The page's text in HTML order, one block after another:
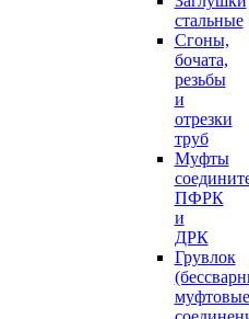
стальные
Сгоны,
бочата,
резьбы
и
отрезки
труб
Муфты
ПФРК
и
ДРК
Грувлок
муфтовые